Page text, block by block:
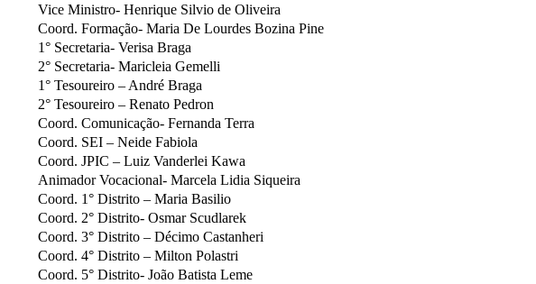
Vice Ministro- Henrique Silvio de Oliveira
Coord. Formação- Maria De Lourdes Bozina Pine
1° Secretaria- Verisa Braga
2° Secretaria- Maricleia Gemelli
1° Tesoureiro – André Braga
2° Tesoureiro – Renato Pedron
Coord. Comunicação- Fernanda Terra
Coord. SEI – Neide Fabiola
Coord. JPIC – Luiz Vanderlei Kawa
Animador Vocacional- Marcela Lidia Siqueira
Coord. 1° Distrito – Maria Basilio
Coord. 2° Distrito- Osmar Scudlarek
Coord. 3° Distrito – Décimo Castanheri
Coord. 4° Distrito – Milton Polastri
Coord. 5° Distrito- João Batista Leme